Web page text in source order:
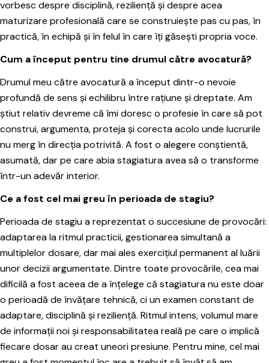
vorbesc despre disciplină, reziliență și despre acea
maturizare profesională care se construiește pas cu pas, în
practică, în echipă și în felul în care îți găsești propria voce.
Cum a început pentru tine drumul către avocatură?
Drumul meu către avocatură a început dintr-o nevoie
profundă de sens și echilibru între rațiune și dreptate. Am
știut relativ devreme că îmi doresc o profesie în care să pot
construi, argumenta, proteja și corecta acolo unde lucrurile
nu merg în direcția potrivită. A fost o alegere conștientă,
asumată, dar pe care abia stagiatura avea să o transforme
într-un adevăr interior.
Ce a fost cel mai greu în perioada de stagiu?
Perioada de stagiu a reprezentat o succesiune de provocări:
adaptarea la ritmul practicii, gestionarea simultană a
multiplelor dosare, dar mai ales exercițiul permanent al luării
unor decizii argumentate. Dintre toate provocările, cea mai
dificilă a fost aceea de a înțelege că stagiatura nu este doar
o perioadă de învățare tehnică, ci un examen constant de
adaptare, disciplină și reziliență. Ritmul intens, volumul mare
de informații noi și responsabilitatea reală pe care o implică
fiecare dosar au creat uneori presiune. Pentru mine, cel mai